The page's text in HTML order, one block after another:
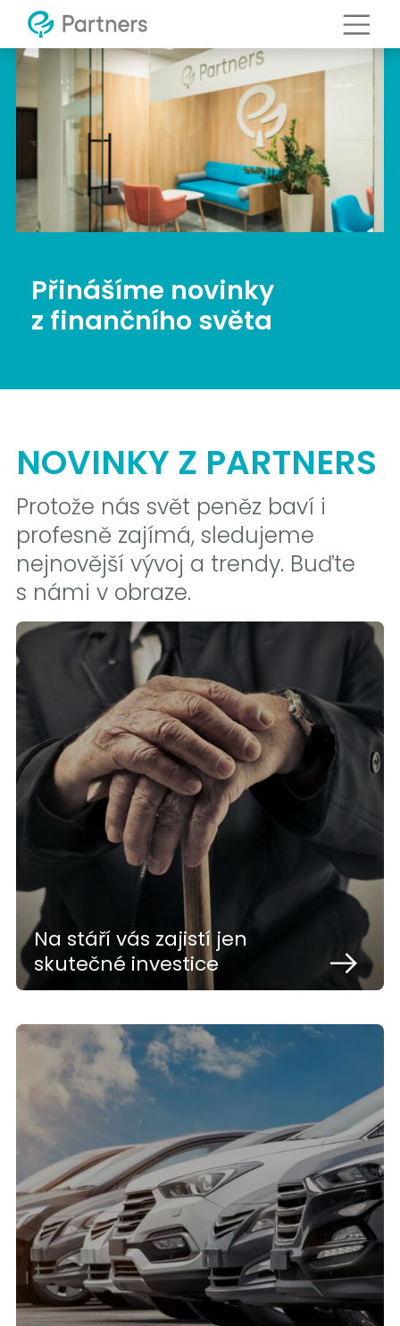
Přinášíme novinky
z finančního světa
NOVINKY Z PARTNERS
Protože nás svět peněz baví i
profesně zajímá, sledujeme
nejnovější vývoj a trendy. Buďte
s námi v obraze.
Na stáří vás zajistí jen
skutečné investice